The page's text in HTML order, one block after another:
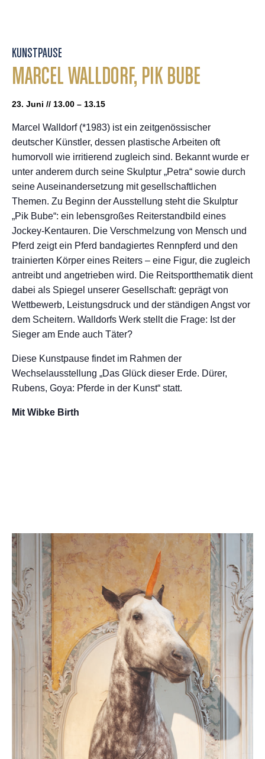
KUNSTPAUSE
MARCEL WALLDORF, PIK BUBE
23. Juni // 13.00 – 13.15
Marcel Walldorf (*1983) ist ein zeitgenössischer
deutscher Künstler, dessen plastische Arbeiten oft
humorvoll wie irritierend zugleich sind. Bekannt wurde er
unter anderem durch seine Skulptur „Petra“ sowie durch
seine Auseinandersetzung mit gesellschaftlichen
Themen. Zu Beginn der Ausstellung steht die Skulptur
„Pik Bube“: ein lebensgroßes Reiterstandbild eines
Jockey-Kentauren. Die Verschmelzung von Mensch und
Pferd zeigt ein Pferd bandagiertes Rennpferd und den
trainierten Körper eines Reiters – eine Figur, die zugleich
antreibt und angetrieben wird. Die Reitsportthematik dient
dabei als Spiegel unserer Gesellschaft: geprägt von
Wettbewerb, Leistungsdruck und der ständigen Angst vor
dem Scheitern. Walldorfs Werk stellt die Frage: Ist der
Sieger am Ende auch Täter?
Diese Kunstpause findet im Rahmen der
Wechselausstellung „Das Glück dieser Erde. Dürer,
Rubens, Goya: Pferde in der Kunst“ statt.
Mit Wibke Birth